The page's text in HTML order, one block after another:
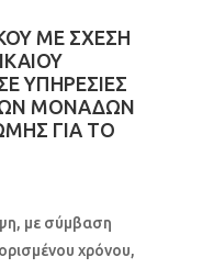
ΜΕ ΣΧΕΣΗ
ΥΠΗΡΕΣΙΕΣ
ΜΟΝΑΔΩΝ
ΓΙΑ ΤΟ
με σύμβαση
χρόνου,